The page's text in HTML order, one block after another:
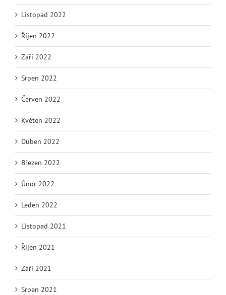
Listopad 2022
Říjen 2022
Září 2022
Srpen 2022
Červen 2022
Květen 2022
Duben 2022
Březen 2022
Únor 2022
Leden 2022
Listopad 2021
Říjen 2021
Září 2021
Srpen 2021